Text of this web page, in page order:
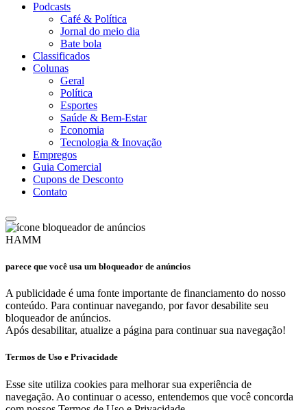
Podcasts
Café & Política
Jornal do meio dia
Bate bola
Classificados
Colunas
Geral
Política
Esportes
Saúde & Bem-Estar
Economia
Tecnologia & Inovação
Empregos
Guia Comercial
Cupons de Desconto
Contato
HAMM
parece que você usa um bloqueador de anúncios
A publicidade é uma fonte importante de financiamento do nosso
conteúdo. Para continuar navegando, por favor desabilite seu
bloqueador de anúncios.
Após desabilitar, atualize a página para continuar sua navegação!
Termos de Uso e Privacidade
Esse site utiliza cookies para melhorar sua experiência de
navegação. Ao continuar o acesso, entendemos que você concorda